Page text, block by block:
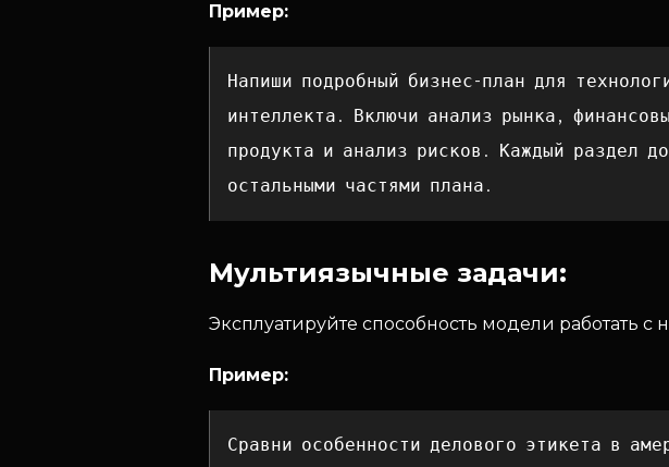
Пример:
Напиши подробный бизнес-план для
интеллекта. Включи анализ рынка,
продукта и анализ рисков. Каждый раздел
остальными частями плана.
Мультиязычные задачи:
Эксплуатируйте способность модели работать
Пример:
Сравни особенности делового этикета в